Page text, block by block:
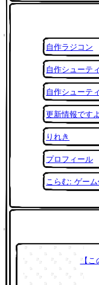
自作ラジコン
自作シューテ
自作シューテ
更新情報です
りれき
プロフィール
こらむ: ゲー
【